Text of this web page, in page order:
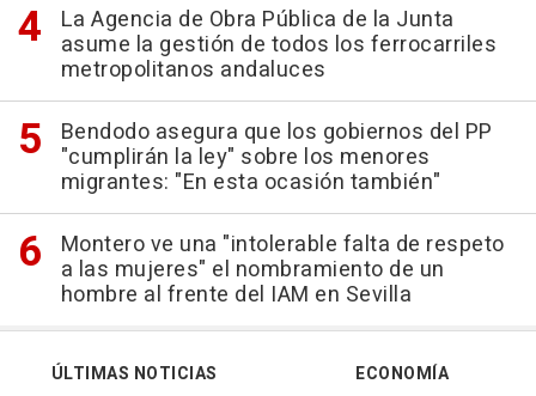
La Agencia de Obra Pública de la Junta
asume la gestión de todos los ferrocarriles
metropolitanos andaluces
Bendodo asegura que los gobiernos del PP
"cumplirán la ley" sobre los menores
migrantes: "En esta ocasión también"
Montero ve una "intolerable falta de respeto
a las mujeres" el nombramiento de un
hombre al frente del IAM en Sevilla
ÚLTIMAS NOTICIAS
ECONOMÍA